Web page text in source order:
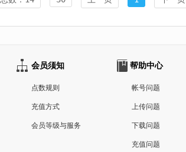
会员须知
点数规则
充值方式
会员等级与服务
帮助中心
帐号问题
上传问题
下载问题
充值问题